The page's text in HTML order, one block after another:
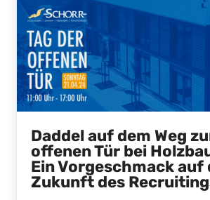
Daddel auf dem Weg
offenen Tür bei
Ein Vorgeschmack auf
Zukunft des